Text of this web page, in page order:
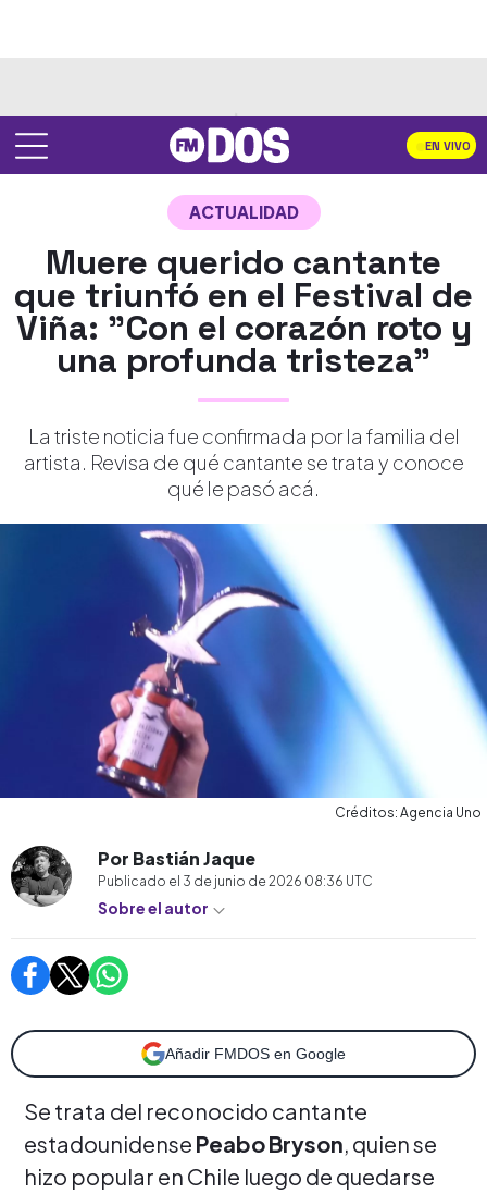
EN VIVO
ACTUALIDAD
Muere querido cantante
que triunfó en el Festival de
Viña: "Con el corazón roto y
una profunda tristeza"
La triste noticia fue confirmada por la familia del
artista. Revisa de qué cantante se trata y conoce
qué le pasó acá.
Créditos: Agencia Uno
Por Bastián Jaque
Publicado el 3 de junio de 2026 08:36 UTC
Sobre el autor
Añadir FMDOS en Google
Se trata del reconocido cantante
estadounidense PeaboBryson, quien se
hizo popular en Chile luego de quedarse